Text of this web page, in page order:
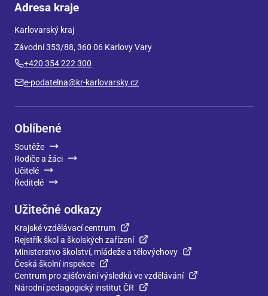
Adresa kraje
Karlovarský kraj
Závodní 353/88, 360 06 Karlovy Vary
+420 354 222 300
e-podatelna@kr-karlovarsky.cz
Oblíbené
Soutěže
Rodiče a žáci
Učitelé
Ředitelé
Užitečné odkazy
Krajské vzdělávací centrum
Rejstřík škol a školských zařízení
Ministerstvo školství, mládeže a tělovýchovy
Česká školní inspekce
Centrum pro zjišťování výsledků ve vzdělávání
Národní pedagogický institut ČR